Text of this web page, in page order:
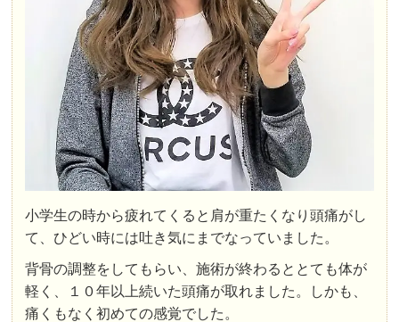
小学生の時から疲れてくると肩が重たくなり頭痛がし
て、ひどい時には吐き気にまでなっていました。
背骨の調整をしてもらい、施術が終わるととても体が
軽く、１０年以上続いた頭痛が取れました。しかも、
痛くもなく初めての感覚でした。